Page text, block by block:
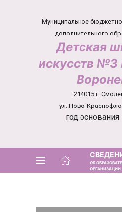
Муниципальное
дополнительного
Детская
искусств №3
214015 г.
ул. Ново-
год основания
ОБ
ОРГАНИЗАЦИИ